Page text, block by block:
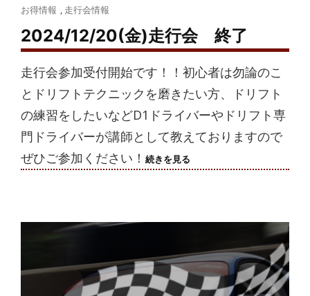
Cat
Links
お得情報 , 走行会情報
2024/12/20(金)走行会 終了
走行会参加受付開始です！！初心者は勿論のこ
とドリフトテクニックを磨きたい方、ドリフト
の練習をしたいなどD1ドライバーやドリフト専
門ドライバーが講師として教えておりますので
ぜひご参加ください！ 続きを見る
走